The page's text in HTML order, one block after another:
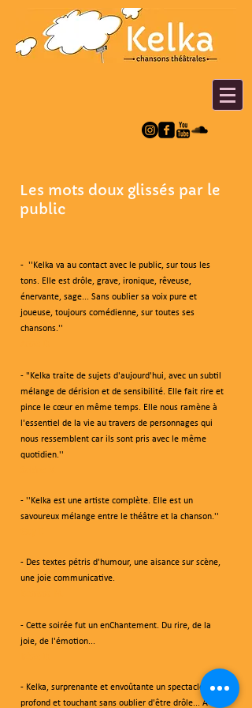
Les mots doux glissés par le
public
- ''Kelka va au contact avec le public, sur tous les
tons. Elle est drôle, grave, ironique, rêveuse,
énervante, sage... Sans oublier sa voix pure et
joueuse, toujours comédienne, sur toutes ses
chansons.''
- "Kelka traite de sujets d'aujourd'hui, avec un subtil
mélange de dérision et de sensibilité. Elle fait rire et
pince le cœur en même temps. Elle nous ramène à
l'essentiel de la vie au travers de personnages qui
nous ressemblent car ils sont pris avec le même
quotidien.''
- ''Kelka est une artiste complète. Elle est un
savoureux mélange entre le théâtre et la chanson.''
- Des textes pétris d'humour, une aisance sur scène,
une joie communicative.
- Cette soirée fut un enChantement. Du rire, de la
joie, de l'émotion...
- Kelka, surprenante et envoûtante un spectacle
profond et touchant sans oublier d'être drôle... A